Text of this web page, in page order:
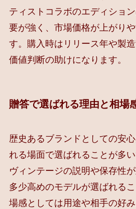
ティストコラボのエディショ
要が強く、市場価格が上がり
す。購入時はリリース年や製
価値判断の助けになります。
贈答で選ばれる理由と相場
歴史あるブランドとしての安
れる場面で選ばれることが多
ヴィンテージの説明や保存性が
多少高めのモデルが選ばれる
場感としては用途や相手の好